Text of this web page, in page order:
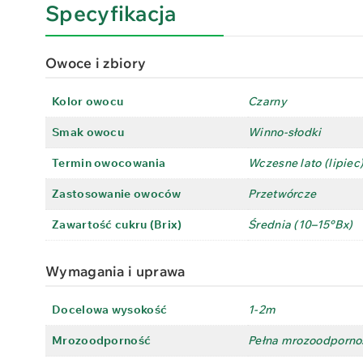
Specyfikacja
Owoce i zbiory
Kolor owocu Czarny
Smak owocu Winno-słodki
Termin owocowania Wczesne lato
Zastosowanie owoców Przetwórcze
Zawartość cukru (Brix) Średnia (10–15°Bx)
Wymagania i uprawa
Docelowa wysokość 1-2m
Mrozoodporność Pełna